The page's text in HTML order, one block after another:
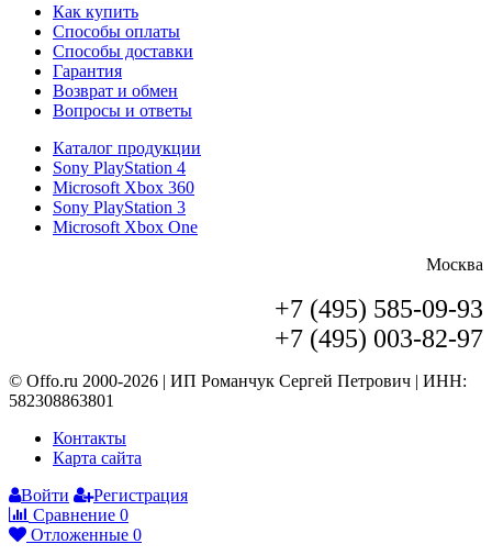
Как купить
Способы оплаты
Способы доставки
Гарантия
Возврат и обмен
Вопросы и ответы
Каталог продукции
Sony PlayStation 4
Microsoft Xbox 360
Sony PlayStation 3
Microsoft Xbox One
Москва
+7 (495) 585-09-93
+7 (495) 003-82-97
© Offo.ru 2000-2026 | ИП Романчук Сергей Петрович | ИНН:
582308863801
Контакты
Карта сайта
Войти
Регистрация
Сравнение 0
Отложенные 0